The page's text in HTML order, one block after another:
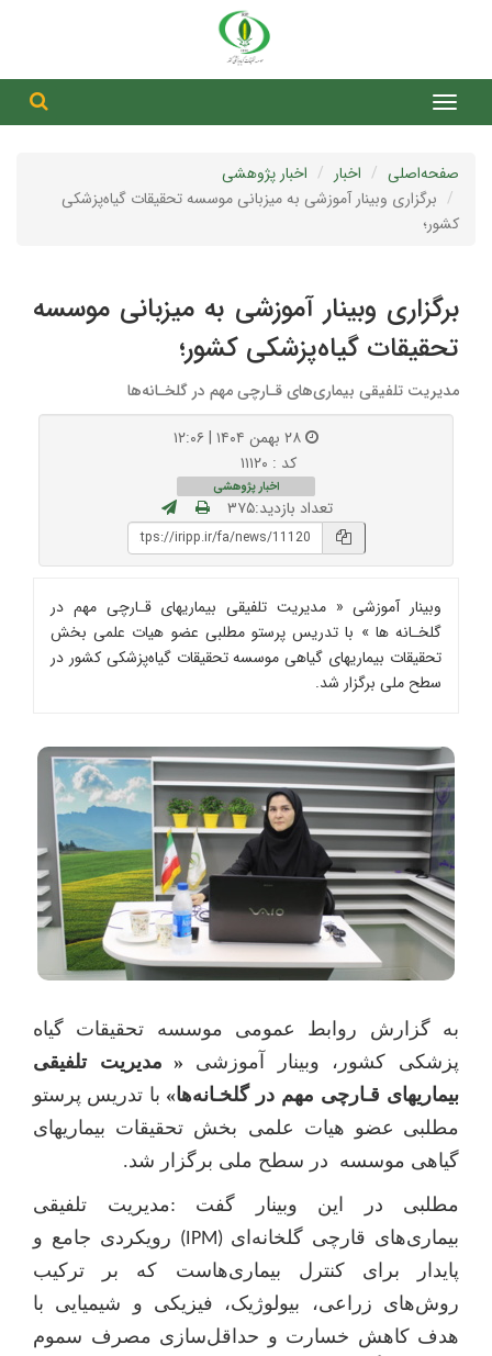
صفحه‌اصلی اخبار
اخبار پژوهشی
برگزاری وبینار آموزشی به میزبانی موسسه تحقیقات گیاه‌پزشکی
کشور؛
برگزاری وبینار آموزشی به میزبانی موسسه
تحقیقات گیاه‌پزشکی کشور؛
مدیریت تلفیقی بیماری‌های قـارچی مهم در گلخـانه‌ها
کد : ۱۱۱۲۰
اخبار پژوهشی
تعداد بازدید:۳۷۵
وبینار آموزشی « مدیریت تلفیقی بیماریهای قـارچی مهم در
گلخـانه ها » با تدریس پرستو مطلبی عضو هیات ‌علمی بخش
تحقیقات بیماریهای گیاهی موسسه تحقیقات گیاه‌پزشکی کشور در
سطح ملی برگزار شد.
به گزارش روابط عمومی موسسه تحقیقات گیاه‌
پزشکی کشور، وبینار آموزشی
« مدیریت تلفیقی
بیماریهای قـارچی مهم در گلخـانه‌ها» با تدریس پرستو
مطلبی عضو هیات ‌علمی بخش تحقیقات بیماریهای
گیاهی موسسه در سطح ملی برگزار شد.
مطلبی در این وبینار گفت :مدیریت تلفیقی
بیماری‌های قارچی گلخانه‌ای (IPM) رویکردی جامع و
پایدار برای کنترل بیماری‌هاست که بر ترکیب
روش‌های زراعی، بیولوژیک، فیزیکی و شیمیایی با
هدف کاهش خسارت و حداقل‌سازی مصرف سموم